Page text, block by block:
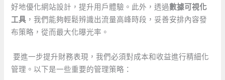
好地優化網站設計，提升用戶體驗。此外，透過數據可視化
工具 ，我們能夠輕鬆辨識出流量高峰時段，妥善安排內容發
布策略，從而最大化曝光率。
⁢ 要進一步提升財務表現，我們必須對成本和收益進行精細化
管理。以下是一些重要的管理策略：